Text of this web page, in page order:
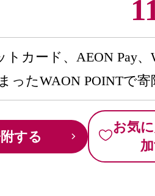
トカード、AEON Pay、
ったWAON POINTで寄
する
お気